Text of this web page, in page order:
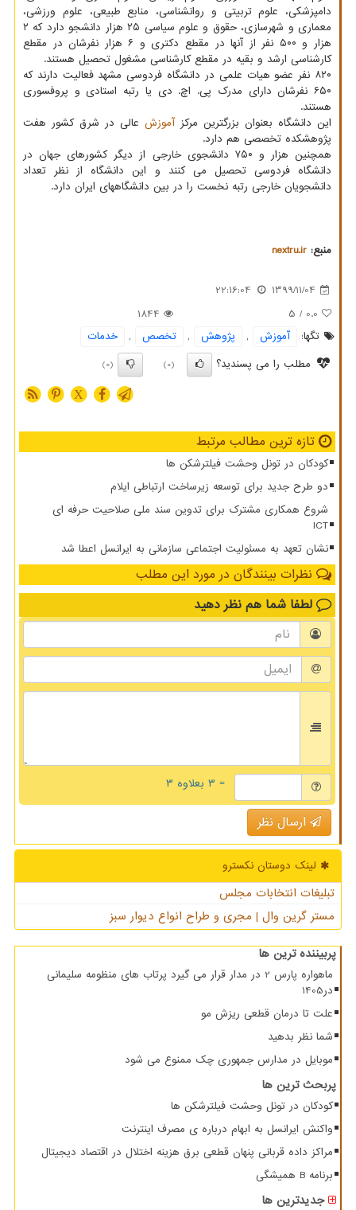
دامپزشکی، علوم تربیتی و روانشناسی، منابع طبیعی، علوم ورزشی،
معماری و شهرسازی، حقوق و علوم سیاسی ۲۵ هزار دانشجو دارد که ۲
هزار و ۵۰۰ نفر از آنها در مقطع دکتری و ۶ هزار نفرشان در مقطع
کارشناسی ارشد و بقیه در مقطع کارشناسی مشغول تحصیل هستند.
۸۲۰ نفر عضو هیات علمی در دانشگاه فردوسی مشهد فعالیت دارند که
۶۵۰ نفرشان دارای مدرک پی. اچ. دی یا رتبه استادی و پروفسوری
هستند.
این دانشگاه بعنوان بزرگترین مرکزآموزش عالی در شرق کشور هفت
پژوهشکده تخصصی هم دارد.
همچنین هزار و ۷۵۰ دانشجوی خارجی از دیگر کشورهای جهان در
دانشگاه فردوسی تحصیل می کنند و این دانشگاه از نظر تعداد
دانشجویان خارجی رتبه نخست را در بین دانشگاههای ایران دارد.
منبع: nextru.ir
1399/11/04
22:16:04
0.0
/ 5
1844
تگها:
آموزش , پژوهش , تخصص ,
خدمات
مطلب را می پسندید؟
(0)
(0)
X
تازه ترین مطالب مرتبط
کودکان در تونل وحشت فیلترشکن ها
دو طرح جدید برای توسعه زیرساخت ارتباطی ایلام
شروع همکاری مشترک برای تدوین سند ملی صلاحیت حرفه ای
ICT
نشان تعهد به مسئولیت اجتماعی سازمانی به ایرانسل اعطا شد
نظرات بینندگان در مورد این مطلب
لطفا شما هم نظر دهید
= ۳ بعلاوه ۳
ارسال نظر
لینک دوستان نكسترو
تبلیغات انتخابات مجلس
مستر گرین وال | مجری و طراح انواع دیوار سبز
پربیننده ترین ها
ماهواره پارس 2 در مدار قرار می گیرد پرتاب های منظومه سلیمانی
در1405
علت تا درمان قطعی ریزش مو
شما نظر بدهید
موبایل در مدارس جمهوری چک ممنوع می شود
پربحث ترین ها
کودکان در تونل وحشت فیلترشکن ها
واکنش ایرانسل به ابهام درباره ی مصرف اینترنت
مراکز داده قربانی پنهان قطعی برق هزینه اختلال در اقتصاد دیجیتال
برنامه B همیشگی
جدیدترین ها